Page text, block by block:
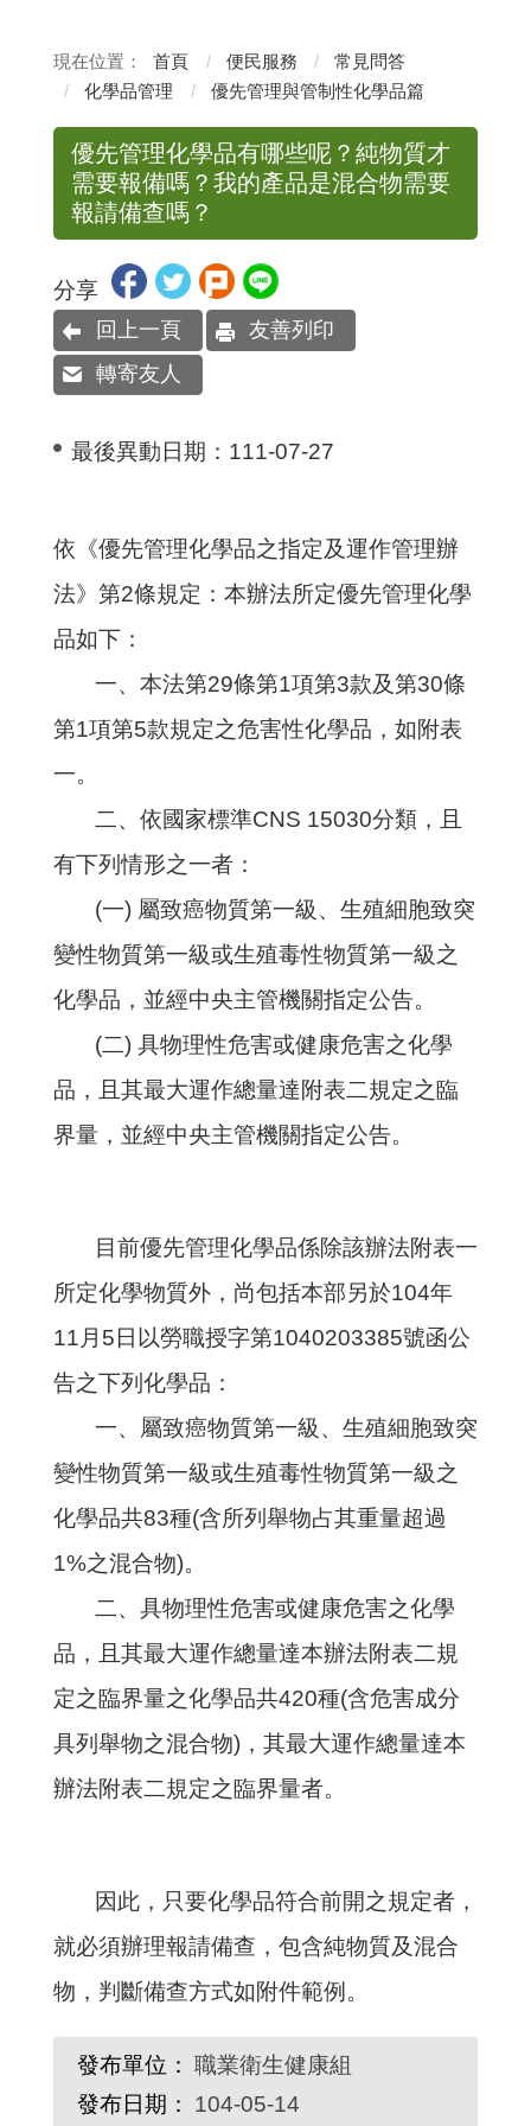
首頁 便民服務
常見問答
化學品管理
優先管理與管制性化學品篇
優先管理化學品有哪些呢？純物質才
需要報備嗎？我的產品是混合物需要
報請備查嗎？
分享
回上一頁
友善列印
轉寄友人
最後異動日期： 111-07-27
依《優先管理化學品之指定及運作管理辦
法》第2條規定：本辦法所定優先管理化學
品如下：
一、本法第29條第1項第3款及第30條
第1項第5款規定之危害性化學品，如附表
一。
二、依國家標準CNS 15030分類，且
有下列情形之一者：
(一) 屬致癌物質第一級、生殖細胞致突
變性物質第一級或生殖毒性物質第一級之
化學品，並經中央主管機關指定公告。
(二) 具物理性危害或健康危害之化學
品，且其最大運作總量達附表二規定之臨
界量，並經中央主管機關指定公告。
目前優先管理化學品係除該辦法附表一
所定化學物質外，尚包括本部另於104年
11月5日以勞職授字第1040203385號函公
告之下列化學品：
一、屬致癌物質第一級、生殖細胞致突
變性物質第一級或生殖毒性物質第一級之
化學品共83種(含所列舉物占其重量超過
1%之混合物)。
二、具物理性危害或健康危害之化學
品，且其最大運作總量達本辦法附表二規
定之臨界量之化學品共420種(含危害成分
具列舉物之混合物)，其最大運作總量達本
辦法附表二規定之臨界量者。
因此，只要化學品符合前開之規定者，
就必須辦理報請備查，包含純物質及混合
物，判斷備查方式如附件範例。
發布單位： 職業衛生健康組
發布日期：
104-05-14